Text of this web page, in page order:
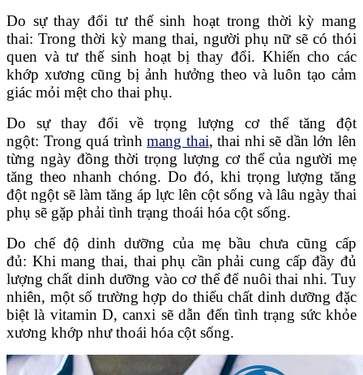
Do sự thay đổi tư thế sinh hoạt trong thời kỳ mang
thai: Trong thời kỳ mang thai, người phụ nữ sẽ có thói
quen và tư thế sinh hoạt bị thay đổi. Khiến cho các
khớp xương cũng bị ảnh hưởng theo và luôn tạo cảm
giác mỏi mệt cho thai phụ.
Do sự thay đổi về trọng lượng cơ thể tăng đột
ngột: Trong quá trìnhmang thai, thai nhi sẽ dần lớn lên
từng ngày đồng thời trọng lượng cơ thể của người mẹ
tăng theo nhanh chóng. Do đó, khi trọng lượng tăng
đột ngột sẽ làm tăng áp lực lên cột sống và lâu ngày thai
phụ sẽ gặp phải tình trạng thoái hóa cột sống.
Do chế độ dinh dưỡng của mẹ bầu chưa cũng cấp
đủ: Khi mang thai, thai phụ cần phải cung cấp đầy đủ
lượng chất dinh dưỡng vào cơ thể để nuôi thai nhi. Tuy
nhiên, một số trường hợp do thiếu chất dinh dưỡng đặc
biệt là vitamin D, canxi sẽ dẫn đến tình trạng sức khỏe
xương khớp như thoái hóa cột sống.